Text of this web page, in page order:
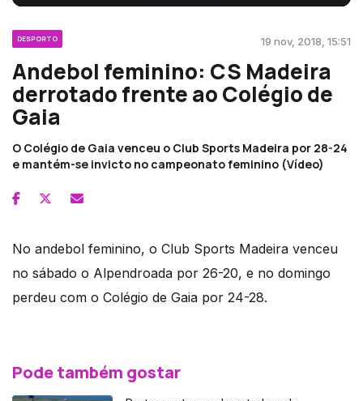
DESPORTO 19 nov, 2018, 15:51
Andebol feminino: CS Madeira
derrotado frente ao Colégio de
Gaia
O Colégio de Gaia venceu o Club Sports Madeira por 28-24
e mantém-se invicto no campeonato feminino (Vídeo)
No andebol feminino, o Club Sports Madeira venceu
no sábado o Alpendroada por 26-20, e no domingo
perdeu com o Colégio de Gaia por 24-28.
Pode também gostar